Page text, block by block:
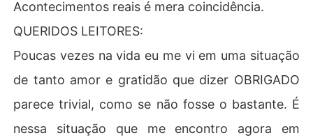
Acontecimentos reais é mera coincidência.
QUERIDOS LEITORES:
Poucas vezes na vida eu me vi em uma situação
de tanto amor e gratidão que dizer OBRIGADO
parece trivial, como se não fosse o bastante. É
nessa situação que me encontro agora em